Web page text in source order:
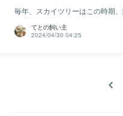
毎年、スカイツリーはこの時期
てとの飼い主
2024/04/30 04:25